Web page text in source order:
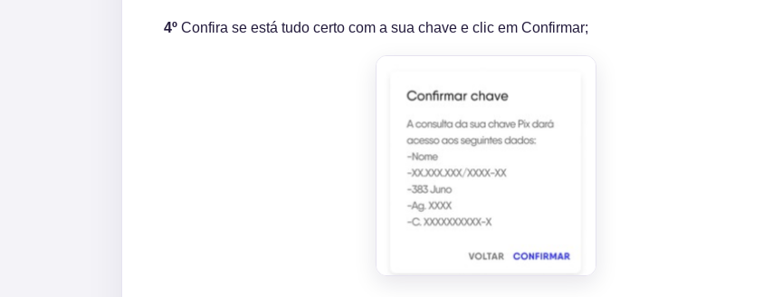
4º Confira se está tudo certo com a sua chave e clic em Confirmar;